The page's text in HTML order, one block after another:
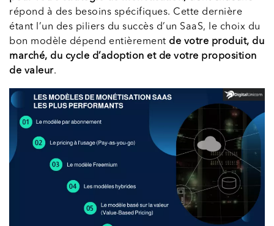
répond à des besoins spécifiques. Cette dernière
étant l’un des piliers du succès d’un SaaS, le choix du
bon modèle dépend entièrement de votre produit, du
marché, du cycle d’adoption et de votre proposition
de valeur.